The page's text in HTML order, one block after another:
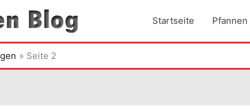
Startseite Pfannen
Seite 2